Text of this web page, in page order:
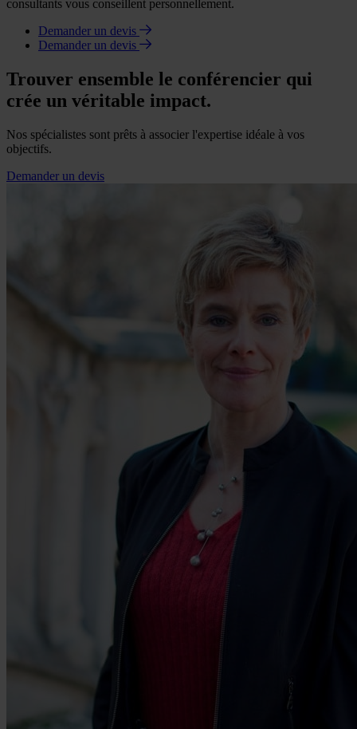
consultants vous conseillent personnellement.
Demander un devis
Demander un devis
Trouver ensemble le conférencier qui
crée un véritable impact.
Nos spécialistes sont prêts à associer l'expertise idéale à vos
objectifs.
Demander un devis